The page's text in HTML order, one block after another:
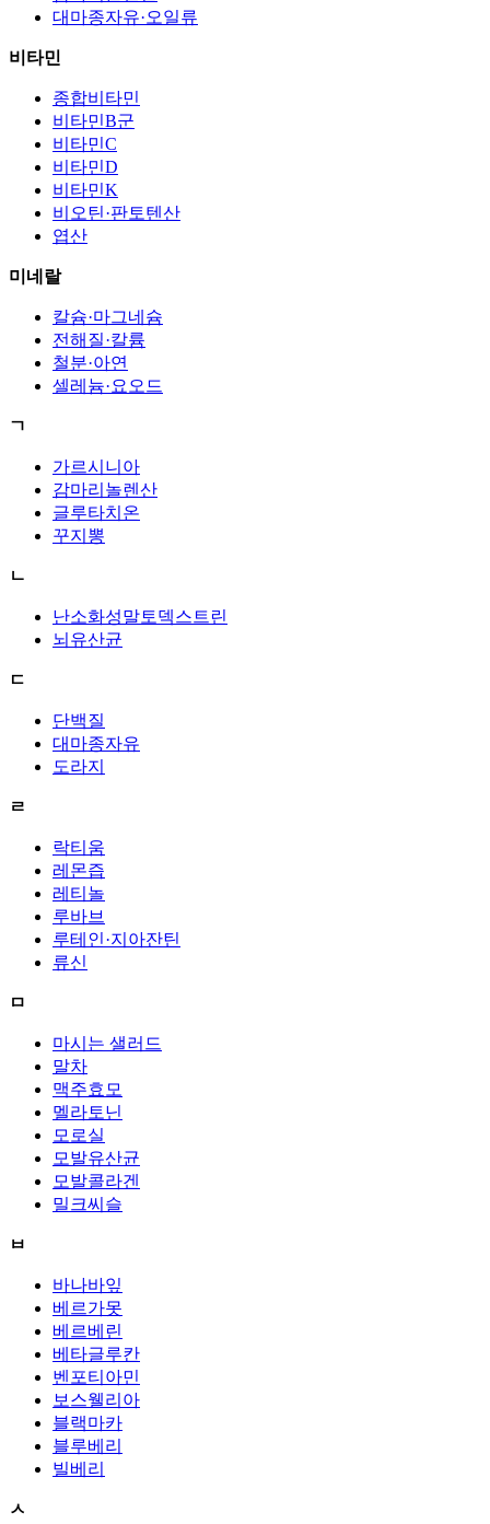
대마종자유·오일류
비타민
종합비타민
비타민B군
비타민C
비타민D
비타민K
비오틴·판토텐산
엽산
미네랄
칼슘·마그네슘
전해질·칼륨
철분·아연
셀레늄·요오드
ㄱ
가르시니아
감마리놀렌산
글루타치온
꾸지뽕
ㄴ
난소화성말토덱스트린
뇌유산균
ㄷ
단백질
대마종자유
도라지
ㄹ
락티움
레몬즙
레티놀
루바브
루테인·지아잔틴
류신
ㅁ
마시는 샐러드
말차
맥주효모
멜라토닌
모로실
모발유산균
모발콜라겐
밀크씨슬
ㅂ
바나바잎
베르가못
베르베린
베타글루칸
벤포티아민
보스웰리아
블랙마카
블루베리
빌베리
ㅅ